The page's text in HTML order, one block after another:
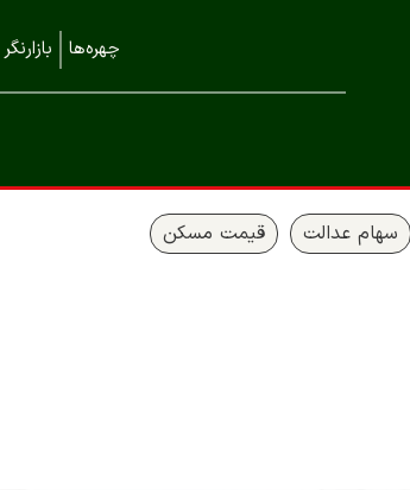
چهره‌ها بازارنگر
سهام عدالت قیمت مسکن